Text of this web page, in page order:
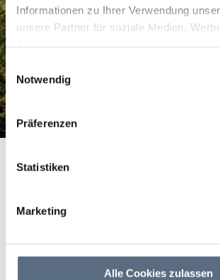
Informationen zu Ihrer Verwendung
unsere Partner für soziale Medien,
zusammen, die Sie ihnen bereitgestellt
sie im Rahmen Ihrer Nutzung der
Einwilligungsauswahl
Notwendig
Präferenzen
Statistiken
Marketing
Alle Cookies zulassen
Blomberghaus